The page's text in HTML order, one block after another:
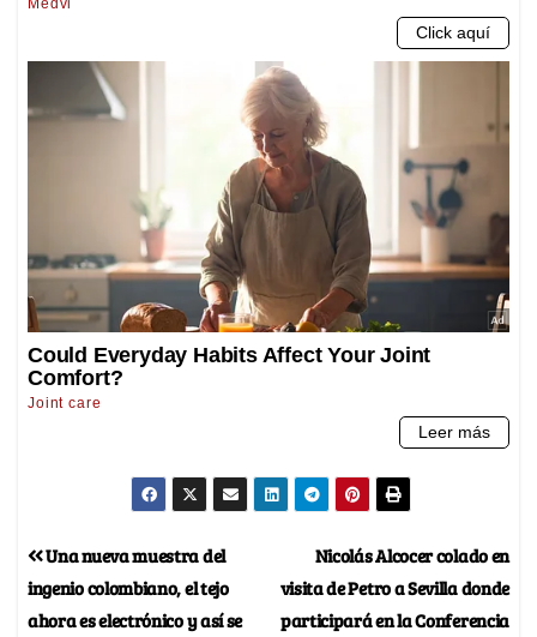
Nicolás Alcocer colado en
visita de Petro a Sevilla donde
participará en la Conferencia
Una nueva muestra del
ingenio colombiano, el tejo
ahora es electrónico y así se